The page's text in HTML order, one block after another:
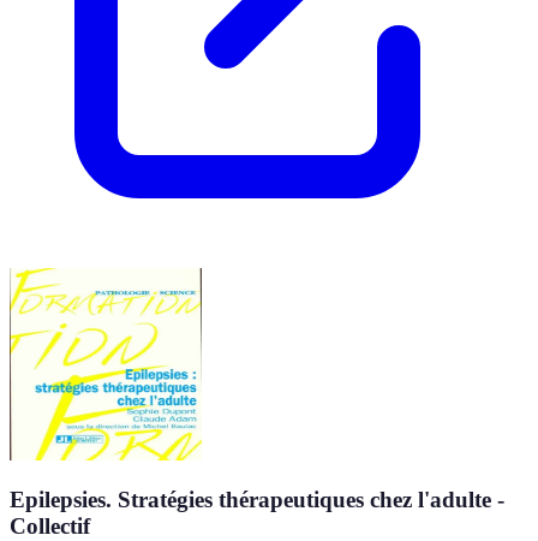
Epilepsies. Stratégies thérapeutiques chez l'adulte -
Collectif